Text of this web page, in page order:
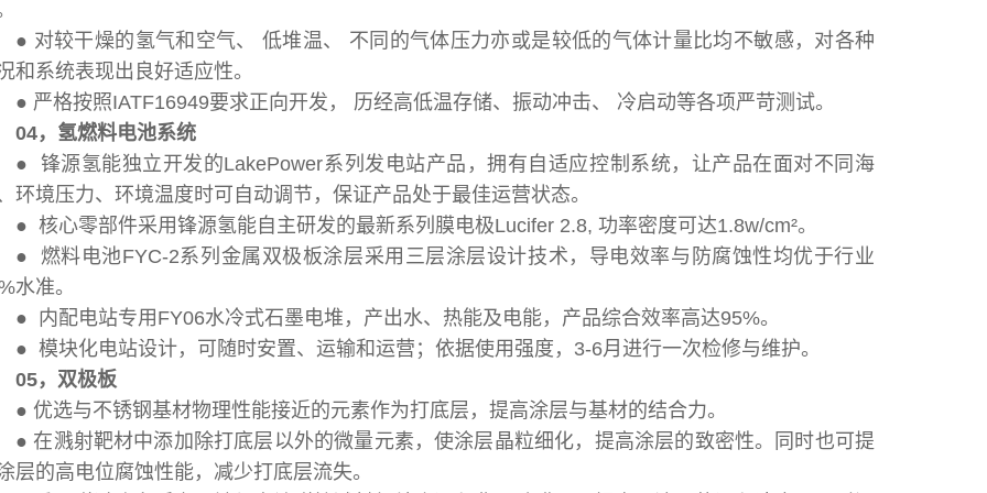
● 对较干燥的氢气和空气、 低堆温、 不同的气体压力亦或是较低的气体计量比均不敏感，对各种
和系统表现出良好适应性。
● 严格按照IATF16949要求正向开发， 历经高低温存储、振动冲击、 冷启动等各项严苛测试。
04，氢燃料电池系统
● 锋源氢能独立开发的LakePower系列发电站产品，拥有自适应控制系统，让产品在面对不同海
环境压力、环境温度时可自动调节，保证产品处于最佳运营状态。
● 核心零部件采用锋源氢能自主研发的最新系列膜电极Lucifer 2.8, 功率密度可达1.8w/cm²。
● 燃料电池FYC-2系列金属双极板涂层采用三层涂层设计技术，导电效率与防腐蚀性均优于行业
水准。
● 内配电站专用FY06水冷式石墨电堆，产出水、热能及电能，产品综合效率高达95%。
● 模块化电站设计，可随时安置、运输和运营；依据使用强度，3-6月进行一次检修与维护。
05，双极板
● 优选与不锈钢基材物理性能接近的元素作为打底层，提高涂层与基材的结合力。
● 在溅射靶材中添加除打底层以外的微量元素，使涂层晶粒细化，提高涂层的致密性。同时也可提
层的高电位腐蚀性能，减少打底层流失。